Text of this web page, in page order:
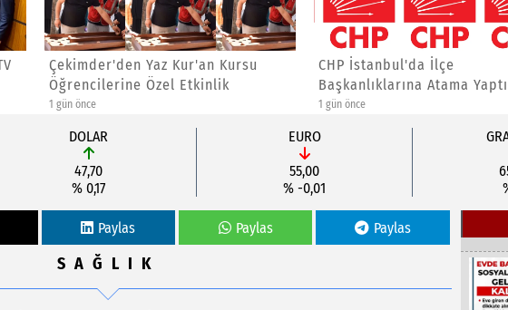
CHP İstanbul'da İlçe
Başkanlıklarına Atama Yaptı
1 gün önce
Asiad Genel Başkanı Yücel
Yalçınkaya'ya Yeni Görev
4 gün önce
DOLAR
47,70
% 0,17
EURO
55,00
% -0,01
Paylas Paylas Paylas
SAĞLIK